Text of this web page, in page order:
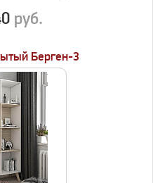
руб.
Берген-3